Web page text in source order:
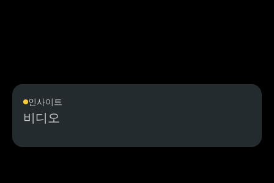
인사이트
비디오